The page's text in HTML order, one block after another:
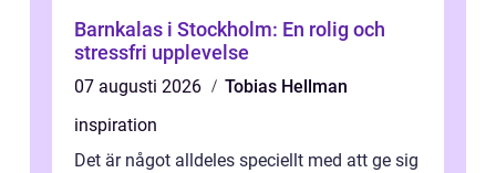
Barnkalas i Stockholm: En rolig och
stressfri upplevelse
07 augusti 2026
Tobias Hellman
inspiration
Det är något alldeles speciellt med att ge sig